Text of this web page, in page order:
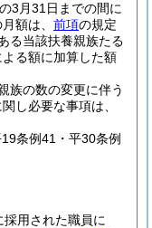
3月31日までの間に
額は、 前項の規定
る当該扶養親族たる
る額に加算した額
族の数の変更に伴う
し必要な事項は、
条例41・平30条例
用された職員に